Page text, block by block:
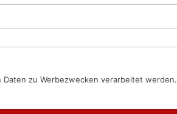
zu Werbezwecken verarbeitet werden.